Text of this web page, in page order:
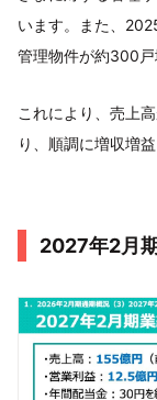
います。また、
管理物件が約300戸
これにより、売上
り、順調に増収増
2027年2月